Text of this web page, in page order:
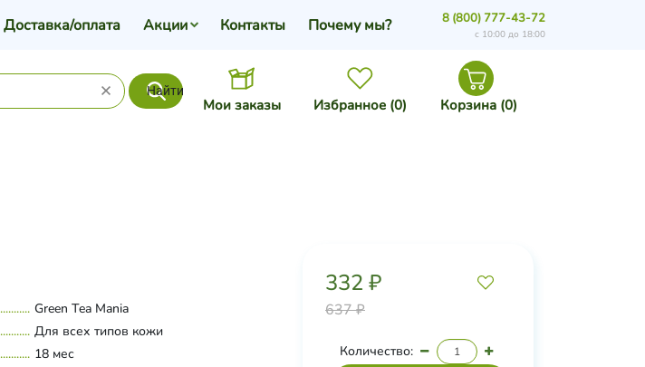
Найти
Мои заказы Избранное (0) Корзина (0)
Доставка/оплата Акции Контакты Почему мы? 8 (800) 777-43-72
с 10:00 до 18:00
Green Tea Mania
Для всех типов кожи
18 мес
332 ₽
637 ₽
Количество: